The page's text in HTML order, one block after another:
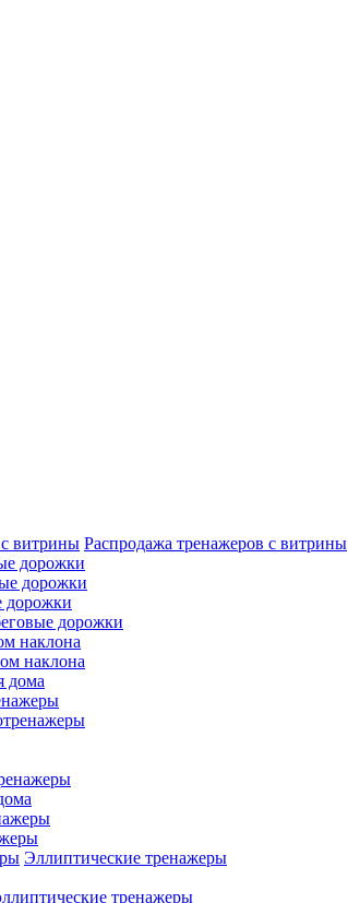
Распродажа тренажеров с витрины
дорожки
дорожки
дорожки
дорожки
наклона
наклона
дома
Эллиптические тренажеры
тренажеры